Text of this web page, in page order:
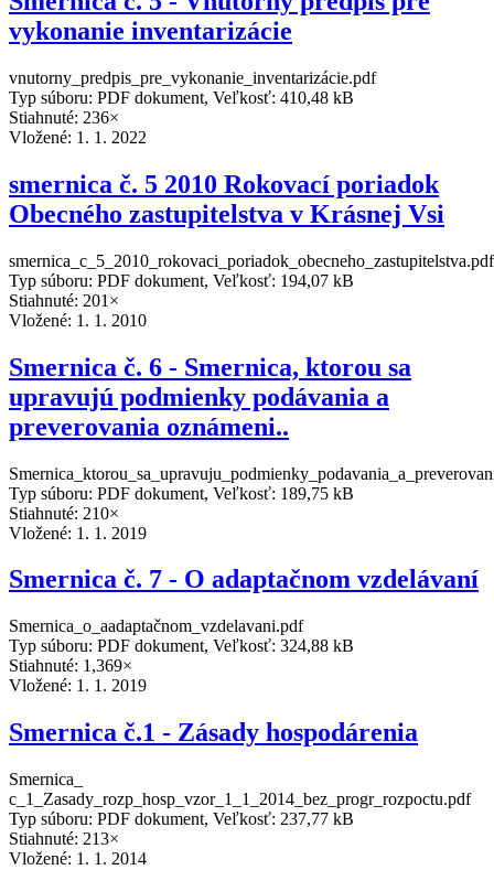
vykonanie inventarizácie
vnutorny_predpis_pre_vykonanie_inventarizácie.pdf
Typ súboru: PDF dokument, Veľkosť: 410,48 kB
Stiahnuté: 236×
Vložené: 1. 1. 2022
smernica č. 5 2010 Rokovací poriadok
Obecného zastupitelstva v Krásnej Vsi
smernica_c_5_2010_rokovaci_poriadok_obecneho_zastupitelstva.pdf
Typ súboru: PDF dokument, Veľkosť: 194,07 kB
Stiahnuté: 201×
Vložené: 1. 1. 2010
Smernica č. 6 - Smernica, ktorou sa
upravujú podmienky podávania a
preverovania oznámeni..
Typ súboru: PDF dokument, Veľkosť: 189,75 kB
Stiahnuté: 210×
Vložené: 1. 1. 2019
Smernica č. 7 - O adaptačnom vzdelávaní
Smernica_o_aadaptačnom_vzdelavani.pdf
Typ súboru: PDF dokument, Veľkosť: 324,88 kB
Stiahnuté: 1,369×
Vložené: 1. 1. 2019
Smernica č.1 - Zásady hospodárenia
Smernica_
c_1_Zasady_rozp_hosp_vzor_1_1_2014_bez_progr_rozpoctu.pdf
Typ súboru: PDF dokument, Veľkosť: 237,77 kB
Stiahnuté: 213×
Vložené: 1. 1. 2014